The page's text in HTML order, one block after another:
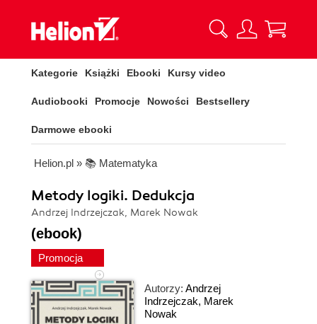
Kategorie Książki Ebooki Kursy video
Audiobooki Promocje Nowości Bestsellery
Darmowe ebooki
Helion.pl » 📚 Matematyka
Metody logiki. Dedukcja
Andrzej Indrzejczak, Marek Nowak
(ebook)
Promocja
Autorzy: Andrzej
Indrzejczak, Marek
Nowak